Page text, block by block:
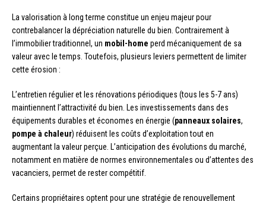
La valorisation à long terme constitue un enjeu majeur pour
contrebalancer la dépréciation naturelle du bien. Contrairement à
l’immobilier traditionnel, un mobil-home perd mécaniquement de sa
valeur avec le temps. Toutefois, plusieurs leviers permettent de limiter
cette érosion :
L’entretien régulier et les rénovations périodiques (tous les 5-7 ans)
maintiennent l’attractivité du bien. Les investissements dans des
équipements durables et économes en énergie (panneaux solaires,
pompe à chaleur) réduisent les coûts d’exploitation tout en
augmentant la valeur perçue. L’anticipation des évolutions du marché,
notamment en matière de normes environnementales ou d’attentes des
vacanciers, permet de rester compétitif.
Certains propriétaires optent pour une stratégie de renouvellement